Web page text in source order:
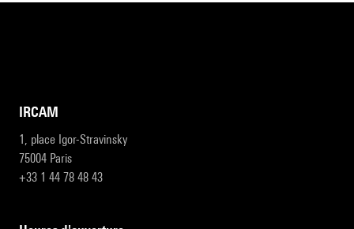
IRCAM
1, place Igor-Stravinsky
75004 Paris
+33 1 44 78 48 43